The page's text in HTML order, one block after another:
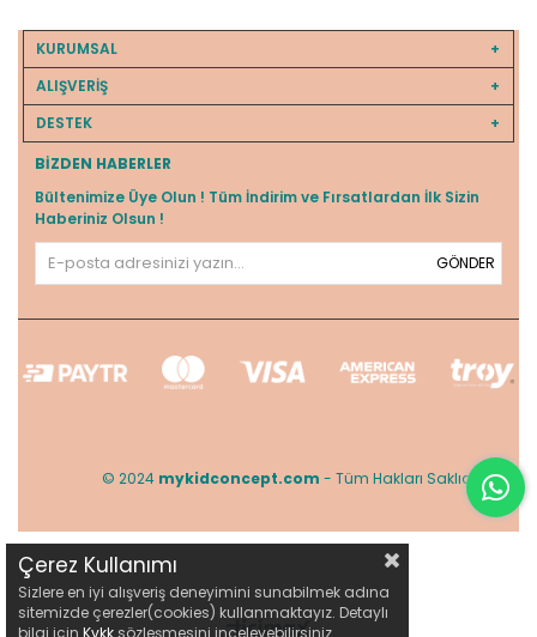
KURUMSAL
ALIŞVERİŞ
DESTEK
BIZDEN HABERLER
Bültenimize Üye Olun ! Tüm İndirim ve Fırsatlardan İlk Sizin
Haberiniz Olsun !
GÖNDER
© 2024 mykidconcept.com - Tüm Hakları Saklıdır.
Çerez Kullanımı
Sizlere en iyi alışveriş deneyimini sunabilmek adına
sitemizde çerezler(cookies) kullanmaktayız. Detaylı
bilgi için Kvkk sözleşmesini inceleyebilirsiniz.